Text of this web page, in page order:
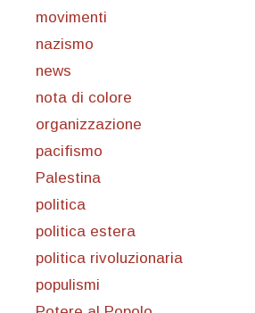
movimenti
nazismo
news
nota di colore
organizzazione
pacifismo
Palestina
politica
politica estera
politica rivoluzionaria
populismi